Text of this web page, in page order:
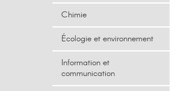
Chimie
Écologie et environnement
Information et
communication